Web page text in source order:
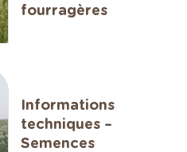
fourragères
Informations
techniques –
Semences